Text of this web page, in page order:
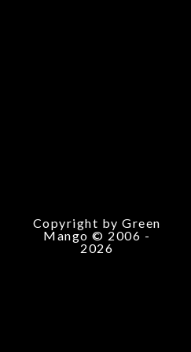
Copyright by Green
Mango © 2006 -
2026